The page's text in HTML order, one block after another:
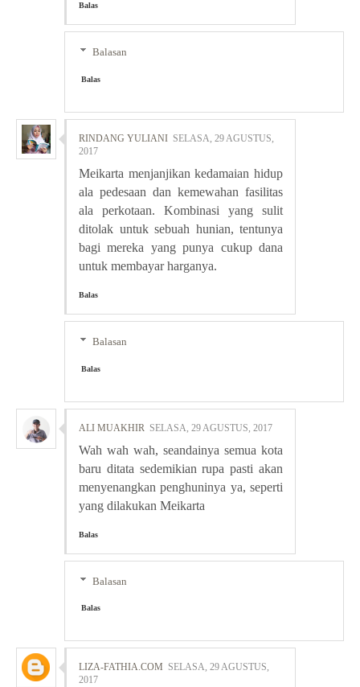
Balas
Balasan
Balas
RINDANG YULIANI SELASA, 29 AGUSTUS,
2017
Meikarta menjanjikan kedamaian hidup
ala pedesaan dan kemewahan fasilitas
ala perkotaan. Kombinasi yang sulit
ditolak untuk sebuah hunian, tentunya
bagi mereka yang punya cukup dana
untuk membayar harganya.
Balas
Balasan
Balas
ALI MUAKHIR SELASA, 29 AGUSTUS, 2017
Wah wah wah, seandainya semua kota
baru ditata sedemikian rupa pasti akan
menyenangkan penghuninya ya, seperti
yang dilakukan Meikarta
Balas
Balasan
Balas
LIZA-FATHIA.COM SELASA, 29 AGUSTUS,
2017